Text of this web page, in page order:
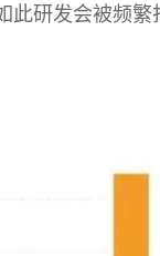
研发会被频